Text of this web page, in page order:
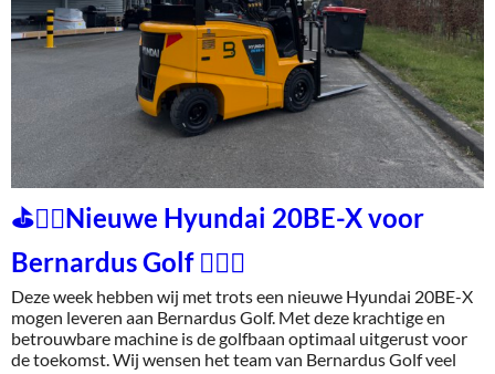
⛳🏌️‍♂️Nieuwe Hyundai 20BE-X voor
Bernardus Golf 🏌️‍♂️⛳
Deze week hebben wij met trots een nieuwe Hyundai 20BE-X
mogen leveren aan Bernardus Golf. Met deze krachtige en
betrouwbare machine is de golfbaan optimaal uitgerust voor
de toekomst. Wij wensen het team van Bernardus Golf veel